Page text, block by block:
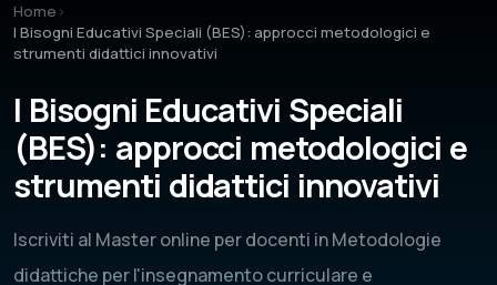
Home ›
I Bisogni Educativi Speciali (BES): approcci metodologici e
strumenti didattici innovativi
I Bisogni Educativi Speciali
(BES): approcci metodologici e
strumenti didattici innovativi
Iscriviti al Master online per docenti in Metodologie
didattiche per l'insegnamento curriculare e